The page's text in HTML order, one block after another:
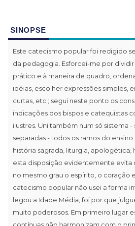
SINOPSE
Este catecismo popular foi redigido
da pedagogia. Esforcei-me por
prático e à maneira de quadro,
idéias, escolher expressões simples,
curtas, etc.; segui neste ponto os
indicações dos bispos e catequistas
ilustres. Uni também num só sistema
separadas - todos os ramos do
história sagrada, liturgia, apologética,
esta disposição evidentemente evita
no mesmo grau o espírito, o coração
catecismo popular não usei a forma
legou a Idade Média, foi por que
muito poderosos. Em primeiro lugar
contínuas não harmonizam com o